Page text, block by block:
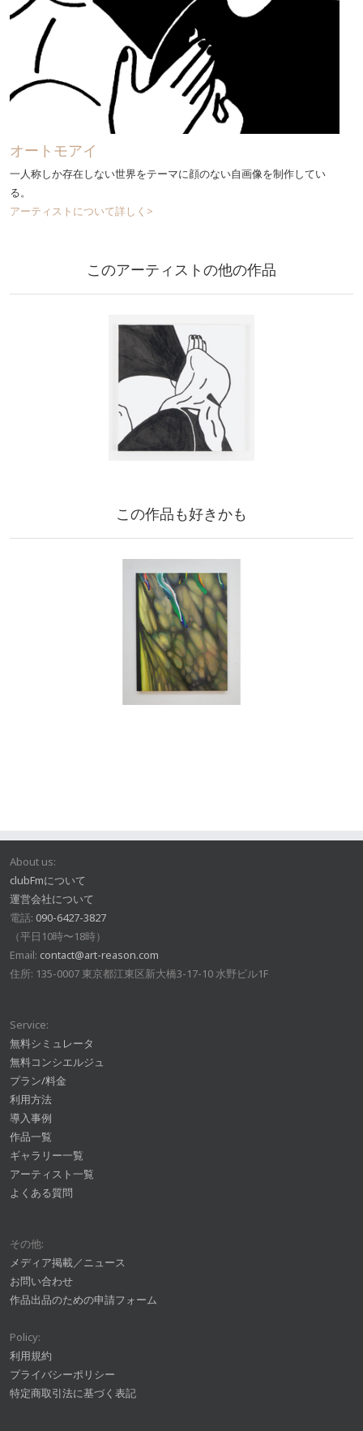
オートモアイ
一人称しか存在しない世界をテーマに顔のない自画像を制作してい
る。
アーティストについて詳しく>
このアーティストの他の作品
この作品も好きかも
About us:
clubFmについて
運営会社について
電話: 090-6427-3827
（平日10時〜18時）
Email: contact@art-reason.com
住所: 135-0007 東京都江東区新大橋3-17-10 水野ビル1F
Service:
無料シミュレータ
無料コンシエルジュ
プラン/料金
利用方法
導入事例
作品一覧
ギャラリー一覧
アーティスト一覧
よくある質問
その他:
メディア掲載／ニュース
お問い合わせ
作品出品のための申請フォーム
Policy:
利用規約
プライバシーポリシー
特定商取引法に基づく表記